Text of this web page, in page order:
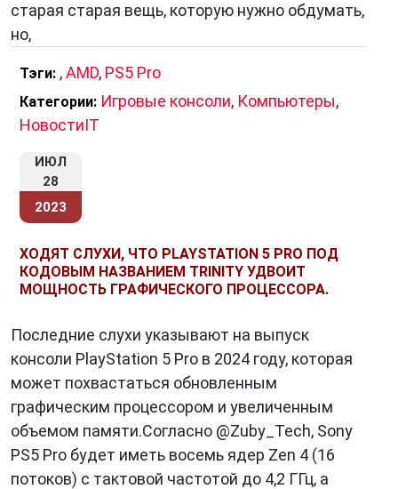
старая старая вещь, которую нужно обдумать,
но,
Тэги: ,AMD, PS5 Pro
Категории: Игровые консоли, Компьютеры,
НовостиIT
ИЮЛ
28
2023
ХОДЯТ СЛУХИ, ЧТО PLAYSTATION 5 PRO ПОД
КОДОВЫМ НАЗВАНИЕМ TRINITY УДВОИТ
МОЩНОСТЬ ГРАФИЧЕСКОГО ПРОЦЕССОРА.
Последние слухи указывают на выпуск
консоли PlayStation 5 Pro в 2024 году, которая
может похвастаться обновленным
графическим процессором и увеличенным
объемом памяти.Согласно @Zuby_Tech, Sony
PS5 Pro будет иметь восемь ядер Zen 4 (16
потоков) с тактовой частотой до 4,2 ГГц, а